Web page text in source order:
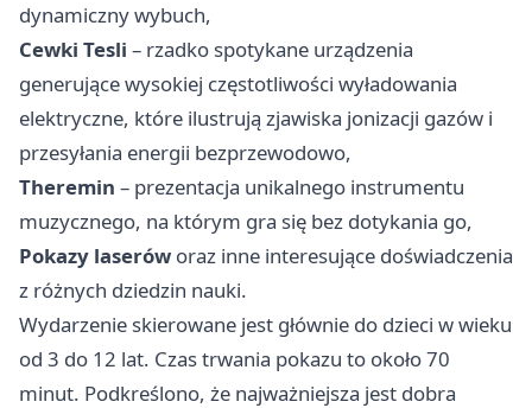
dynamiczny wybuch,
Cewki Tesli – rzadko spotykane urządzenia
generujące wysokiej częstotliwości wyładowania
elektryczne, które ilustrują zjawiska jonizacji gazów i
przesyłania energii bezprzewodowo,
Theremin – prezentacja unikalnego instrumentu
muzycznego, na którym gra się bez dotykania go,
Pokazy laserów oraz inne interesujące doświadczenia
z różnych dziedzin nauki.
Wydarzenie skierowane jest głównie do dzieci w wieku
od 3 do 12 lat. Czas trwania pokazu to około 70
minut. Podkreślono, że najważniejsza jest dobra